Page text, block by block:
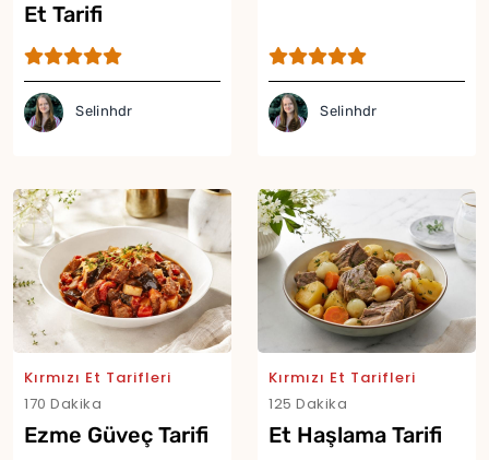
Et Tarifi
Selinhdr Selinhdr
Kırmızı Et Tarifleri
170 Dakika
Ezme Güveç Tarifi
Kırmızı Et Tarifleri
125 Dakika
Et Haşlama Tarifi